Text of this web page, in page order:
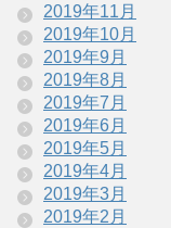
2019年11月
2019年10月
2019年9月
2019年8月
2019年7月
2019年6月
2019年5月
2019年4月
2019年3月
2019年2月